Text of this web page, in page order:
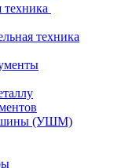
техника
(УШМ)